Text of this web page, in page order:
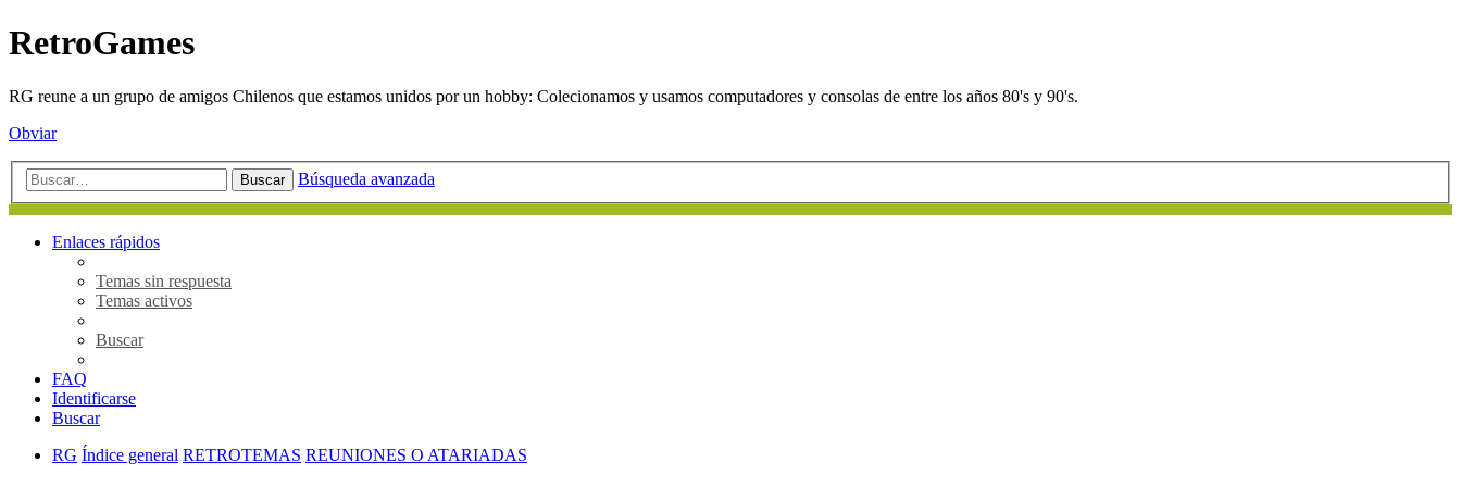
RetroGames
RG reune a un grupo de amigos Chilenos que estamos unidos por un hobby: Colecionamos y usamos computadores y consolas de entre los años 80's y 90's.
Obviar
Buscar Búsqueda avanzada
Enlaces rápidos
Temas sin respuesta
Temas activos
Buscar
FAQ
Identificarse
Buscar
RG Índice general RETROTEMAS REUNIONES O ATARIADAS